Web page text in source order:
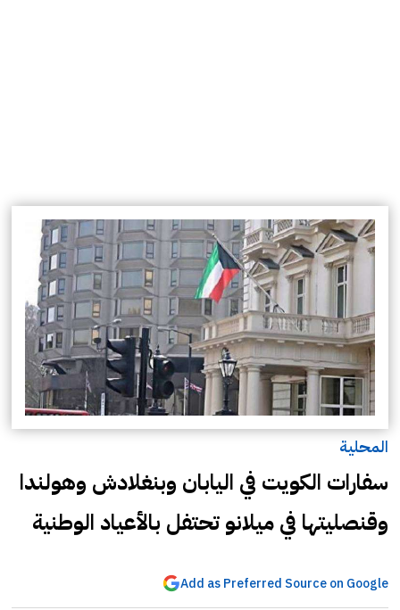
المحلية
سفارات الكويت في اليابان وبنغلادش وهولندا
وقنصليتها في ميلانو تحتفل بالأعياد الوطنية
Add as Preferred Source on Google